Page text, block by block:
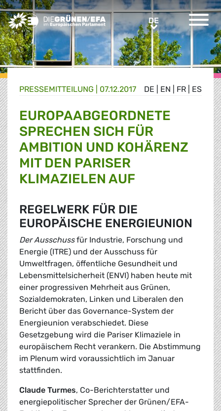
Greens/EFA Home DEDE
DE EN FR ES
PRESSE­MITTEILUNG 07.12.2017
EUROPAABGEORDNETE
SPRECHEN SICH FÜR
AMBITION UND KOHÄRENZ
MIT DEN PARISER
KLIMAZIELEN AUF
REGELWERK FÜR DIE
EUROPÄISCHE ENERGIEUNION
Der Ausschussfür Industrie, Forschung und
Energie (ITRE) und der Ausschuss für
Umweltfragen, öffentliche Gesundheit und
Lebensmittelsicherheit (ENVI) haben heute mit
einer progressiven Mehrheit aus Grünen,
Sozialdemokraten, Linken und Liberalen den
Bericht über das Governance-System der
Energieunion verabschiedet. Diese
Gesetzgebung wird die Pariser Klimaziele in
europäischem Recht verankern. Die Abstimmung
im Plenum wird voraussichtlich im Januar
stattfinden.
Claude Turmes, Co-Berichterstatter und
energiepolitischer Sprecher der Grünen/EFA-